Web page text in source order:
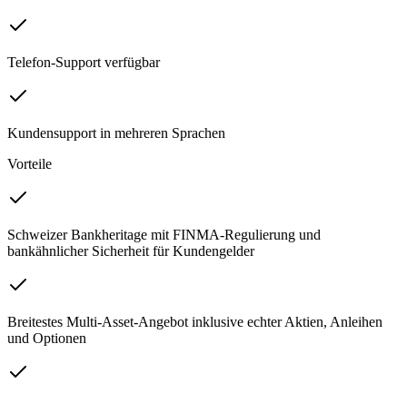
Telefon-Support verfügbar
Kundensupport in mehreren Sprachen
Vorteile
Schweizer Bankheritage mit FINMA-Regulierung und
bankähnlicher Sicherheit für Kundengelder
Breitestes Multi-Asset-Angebot inklusive echter Aktien, Anleihen
und Optionen